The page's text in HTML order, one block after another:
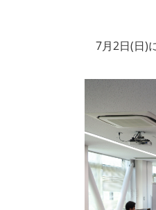
7月2日(日)